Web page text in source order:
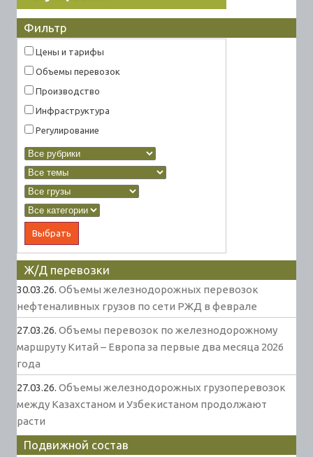
Фильтр
Цены и тарифы
Объемы перевозок
Производство
Инфраструктура
Регулирование
Ж/Д перевозки
30.03.26. Объемы железнодорожных перевозок
нефтеналивных грузов по сети РЖД в феврале
27.03.26. Объемы перевозок по железнодорожному
маршруту Китай – Европа за первые два месяца 2026
года
27.03.26. Объемы железнодорожных грузоперевозок
между Казахстаном и Узбекистаном продолжают
расти
Подвижной состав